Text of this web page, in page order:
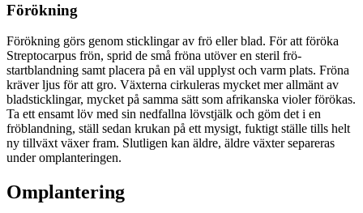
Förökning
Förökning görs genom sticklingar av frö eller blad. För att föröka
Streptocarpus frön, sprid de små fröna utöver en steril frö-
startblandning samt placera på en väl upplyst och varm plats. Fröna
kräver ljus för att gro. Växterna cirkuleras mycket mer allmänt av
bladsticklingar, mycket på samma sätt som afrikanska violer förökas.
Ta ett ensamt löv med sin nedfallna lövstjälk och göm det i en
fröblandning, ställ sedan krukan på ett mysigt, fuktigt ställe tills helt
ny tillväxt växer fram. Slutligen kan äldre, äldre växter separeras
under omplanteringen.
Omplantering